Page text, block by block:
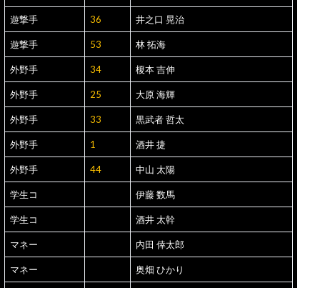
遊撃手 36 井之口 晃治
遊撃手 53 林 拓海
外野手 34 榎本 吉伸
外野手 25 大原 海輝
外野手 33 黒武者 哲太
外野手 1 酒井 捷
外野手 44 中山 太陽
学生コ 伊藤 数馬
学生コ 酒井 太幹
マネー 内田 倖太郎
マネー 奥畑 ひかり